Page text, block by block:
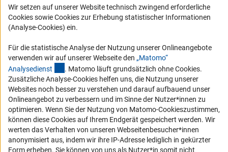
Karriere
Logo und Corporate Design
Compliance
Vergabeverfahren
Barrierefreiheit
Service und Informationen für Menschen mit Behinderungen
Erklärung zur Barrierefreiheit
Barriere melden
Wir setzen auf unserer Website technisch zwingend erforderliche
Cookies sowie Cookies zur Erhebung statistischer Informationen
(Analyse-Cookies) ein.
Für die statistische Analyse der Nutzung unserer Onlineangebote
verwenden wir auf unserer Webseite den „Matomo“
Analysedienst (externer Link)
. Matomo läuft grundsätzlich ohne Cookies.
Zusätzliche Analyse-Cookies helfen uns, die Nutzung unserer
Websites noch besser zu verstehen und darauf aufbauend unser
Onlineangebot zu verbessern und im Sinne der Nutzer*innen zu
optimieren. Wenn Sie der Nutzung von Matomo-Cookieszustimmen,
können diese Cookies auf Ihrem Endgerät gespeichert werden. Wir
werten das Verhalten von unseren Webseitenbesucher*innen
anonymisiert aus, indem wir ihre IP-Adresse lediglich in gekürzter
Form erheben. Sie können von uns als Nutzer*in somit nicht